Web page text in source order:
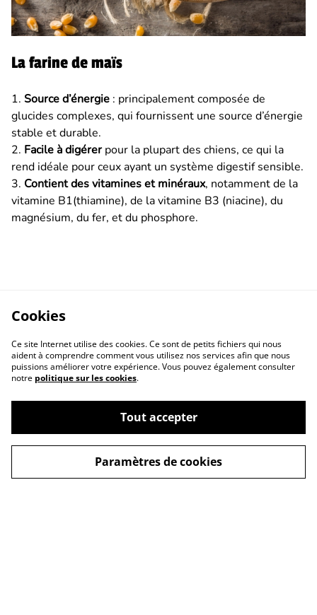
La farine de maïs
1. Source d’énergie : principalement composée de
glucides complexes, qui fournissent une source d’énergie
stable et durable.
2. Facile à digérerpour la plupart des chiens, ce qui la
rend idéale pour ceux ayant un système digestif sensible.
3. Contient des vitamines et minéraux, notamment de la
vitamine B1(thiamine), de la vitamine B3 (niacine), du
magnésium, du fer, et du phosphore.
Cookies
Ce site Internet utilise des cookies. Ce sont de petits fichiers qui nous
aident à comprendre comment vous utilisez nos services afin que nous
puissions améliorer votre expérience. Vous pouvez également consulter
notre politique sur les cookies.
Tout accepter
Paramètres de cookies